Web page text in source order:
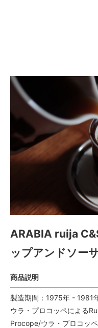
ARABIA ruija
ップアンドソー
商品説明
製造期間：1975年 - 1981
ウラ・プロコッペによる
Procope/ウラ・プロコッ